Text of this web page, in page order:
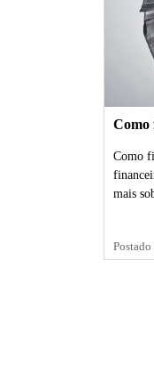
Como
Como
mais